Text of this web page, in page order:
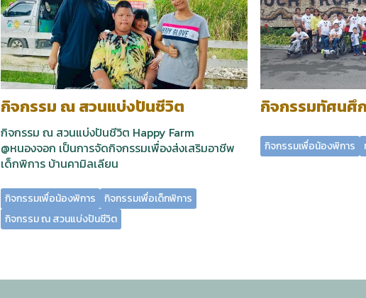
กิจกรรม ณ สวนแบ่งปันชีวิต
กิจกรรม ณ สวนแบ่งปันชีวิต Happy Farm
@หนองจอก เป็นการจัดกิจกรรมเพื่องส่งเสริมอาชีพ
เด็กพิการ บ้านคามิลเลียน
กิจกรรมเพื่อน้องพิการ
กิจกรรมเพื่อเด็กพิการ
กิจกรรม ณ สวนแบ่งปันชีวิต
กิจกรรมทัศนศึ
กิจกรรมเพื่อน้องพิการ